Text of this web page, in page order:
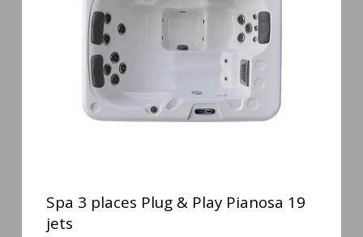
places
Spa 3 places Plug & Play Pianosa 19
jets